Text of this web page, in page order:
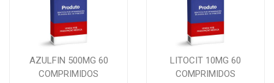
AZULFIN 500MG 60
COMPRIMIDOS
LITOCIT 10MG 60
COMPRIMIDOS